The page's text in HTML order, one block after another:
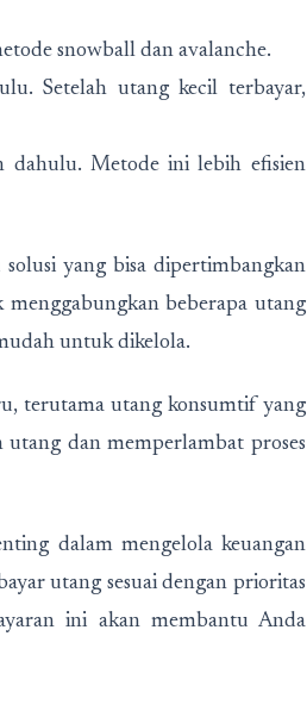
snowball dan avalanche.
Setelah utang kecil terbayar,
dahulu. Metode ini lebih efisien
yang bisa dipertimbangkan
beberapa utang
untuk dikelola.
terutama utang konsumtif yang
dan memperlambat proses
dalam mengelola keuangan
utang sesuai dengan prioritas
ini akan membantu Anda